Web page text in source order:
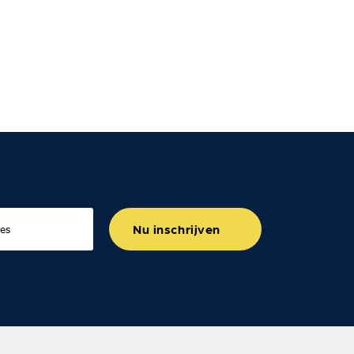
Nu inschrijven